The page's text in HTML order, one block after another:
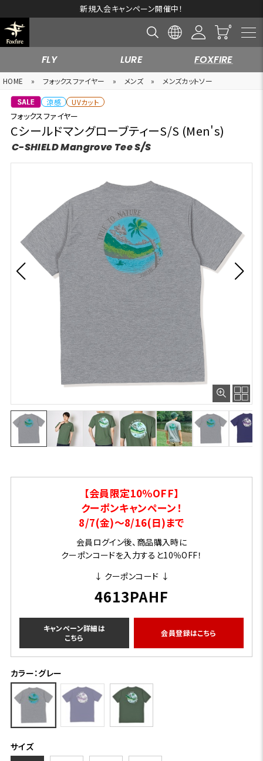
新規入会キャンペーン開催中！
FLY LURE FOXFIRE
HOME » フォックスファイヤー » メンズ » メンズカットソー
涼感 UVカット
フォックスファイヤー
CシールドマングローブティーS/S (Men's)
C-SHIELD Mangrove Tee S/S
【会員限定10％OFF】
クーポンキャンペーン！
8/7(金)～8/16(日)まで
会員ログイン後、商品購入時に
クーポンコードを入力すると10％OFF！
↓ クーポンコード ↓
4613PAHF
キャンペーン詳細は
こちら
会員登録はこちら
カラー：グレー
サイズ